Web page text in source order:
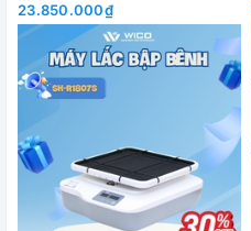
23.850.000₫